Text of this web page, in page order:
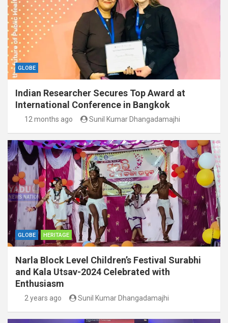
GLOBE
Indian Researcher Secures Top Award at
International Conference in Bangkok
12 months ago Sunil Kumar Dhangadamajhi
GLOBE HERITAGE
Narla Block Level Children’s Festival Surabhi
and Kala Utsav-2024 Celebrated with
Enthusiasm
2 years ago Sunil Kumar Dhangadamajhi